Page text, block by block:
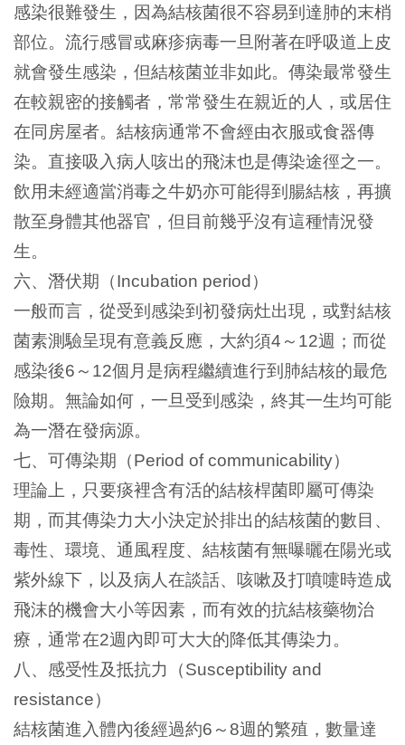
感染很難發生，因為結核菌很不容易到達肺的末梢
部位。流行感冒或麻疹病毒一旦附著在呼吸道上皮
就會發生感染，但結核菌並非如此。傳染最常發生
在較親密的接觸者，常常發生在親近的人，或居住
在同房屋者。結核病通常不會經由衣服或食器傳
染。直接吸入病人咳出的飛沫也是傳染途徑之一。
飲用未經適當消毒之牛奶亦可能得到腸結核，再擴
散至身體其他器官，但目前幾乎沒有這種情況發
生。
六、潛伏期（Incubation period ）
一般而言，從受到感染到初發病灶出現，或對結核
菌素測驗呈現有意義反應，大約須4 ～ 12週；而從
感染後6 ～ 12個月是病程繼續進行到肺結核的最危
險期。無論如何，一旦受到感染，終其一生均可能
為一潛在發病源。
七、可傳染期（Period of communicability）
理論上，只要痰裡含有活的結核桿菌即屬可傳染
期，而其傳染力大小決定於排出的結核菌的數目、
毒性、環境、通風程度、結核菌有無曝曬在陽光或
紫外線下，以及病人在談話、咳嗽及打噴嚏時造成
飛沫的機會大小等因素，而有效的抗結核藥物治
療，通常在2週內即可大大的降低其傳染力。
八、感受性及抵抗力（Susceptibility and
resistance）
結核菌進入體內後經過約6 ～8週的繁殖，數量達